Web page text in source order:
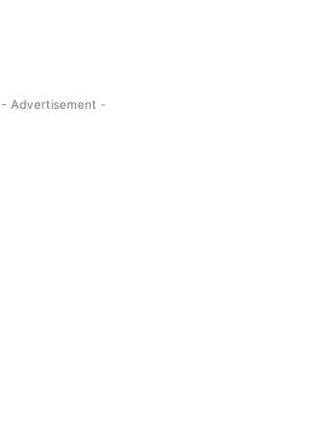
- Advertisement -